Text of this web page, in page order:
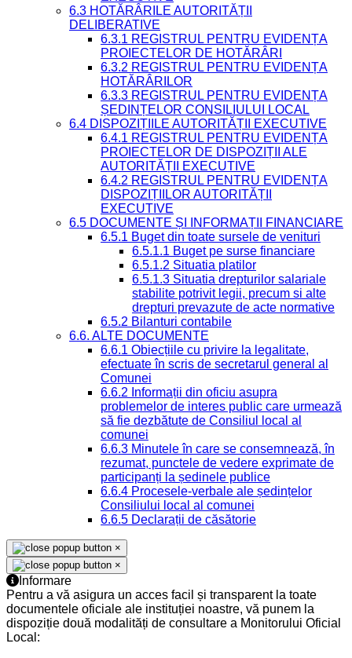
6.3 HOTĂRÂRILE AUTORITĂȚII
DELIBERATIVE
6.3.1 REGISTRUL PENTRU EVIDENȚA
PROIECTELOR DE HOTĂRÂRI
6.3.2 REGISTRUL PENTRU EVIDENȚA
HOTĂRÂRILOR
6.3.3 REGISTRUL PENTRU EVIDENȚA
ȘEDINȚELOR CONSILIULUI LOCAL
6.4 DISPOZIȚIILE AUTORITĂȚII EXECUTIVE
6.4.1 REGISTRUL PENTRU EVIDENȚA
PROIECTELOR DE DISPOZIȚII ALE
AUTORITĂȚII EXECUTIVE
6.4.2 REGISTRUL PENTRU EVIDENȚA
DISPOZIȚIILOR AUTORITĂȚII
EXECUTIVE
6.5 DOCUMENTE ȘI INFORMAȚII FINANCIARE
6.5.1 Buget din toate sursele de venituri
6.5.1.1 Buget pe surse financiare
6.5.1.2 Situatia platilor
6.5.1.3 Situatia drepturilor salariale
stabilite potrivit legii, precum si alte
drepturi prevazute de acte normative
6.5.2 Bilanturi contabile
6.6. ALTE DOCUMENTE
6.6.1 Obiecțiile cu privire la legalitate,
efectuate în scris de secretarul general al
Comunei
6.6.2 Informații din oficiu asupra
problemelor de interes public care urmează
să fie dezbătute de Consiliul local al
comunei
6.6.3 Minutele în care se consemnează, în
rezumat, punctele de vedere exprimate de
participanți la ședinele publice
6.6.4 Procesele-verbale ale ședințelor
Consiliului local al comunei
6.6.5 Declarații de căsătorie
×
×
Informare
Pentru a vă asigura un acces facil și transparent la toate
documentele oficiale ale instituției noastre, vă punem la
dispoziție două modalități de consultare a Monitorului Oficial
Local: